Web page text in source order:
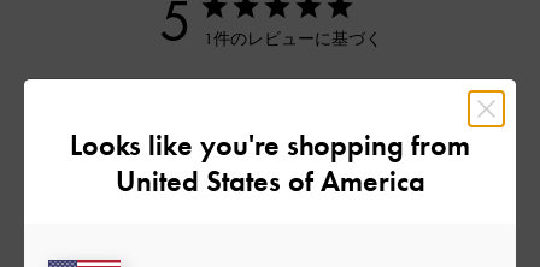
5 1件のレビューに基づく
3
0
2
0
Looks like you're shopping from
United States of America